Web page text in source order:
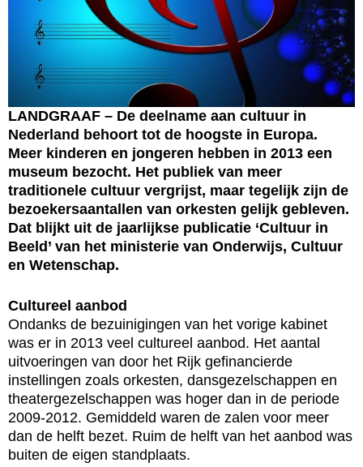
LANDGRAAF – De deelname aan cultuur in
Nederland behoort tot de hoogste in Europa.
Meer kinderen en jongeren hebben in 2013 een
museum bezocht. Het publiek van meer
traditionele cultuur vergrijst, maar tegelijk zijn de
bezoekersaantallen van orkesten gelijk gebleven.
Dat blijkt uit de jaarlijkse publicatie ‘Cultuur in
Beeld’ van het ministerie van Onderwijs, Cultuur
en Wetenschap.
Cultureel aanbod
Ondanks de bezuinigingen van het vorige kabinet
was er in 2013 veel cultureel aanbod. Het aantal
uitvoeringen van door het Rijk gefinancierde
instellingen zoals orkesten, dansgezelschappen en
theatergezelschappen was hoger dan in de periode
2009-2012. Gemiddeld waren de zalen voor meer
dan de helft bezet. Ruim de helft van het aanbod was
buiten de eigen standplaats.